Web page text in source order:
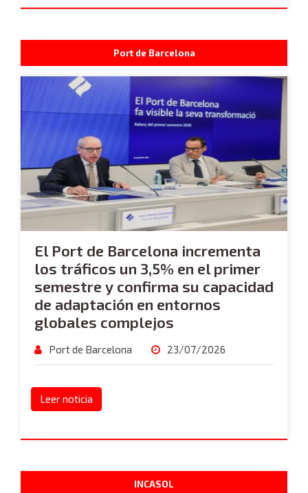
Port de Barcelona
El Port de Barcelona incrementa
los tráficos un 3,5% en el primer
semestre y confirma su capacidad
de adaptación en entornos
globales complejos
Port de Barcelona 23/07/2026
Leer noticia
INCASOL